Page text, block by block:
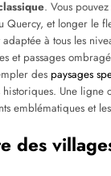
. Vous
Quercy, et longer le
adaptée à tous les
et passages
des paysages
Une ligne
emblématiques et
des